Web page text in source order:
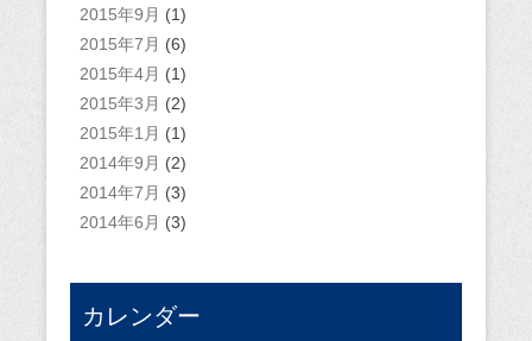
2015年9月 (1)
2015年7月 (6)
2015年4月 (1)
2015年3月 (2)
2015年1月 (1)
2014年9月 (2)
2014年7月 (3)
2014年6月 (3)
カレンダー